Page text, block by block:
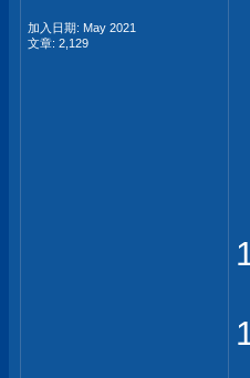
加入日期: May 2021
文章: 2,129